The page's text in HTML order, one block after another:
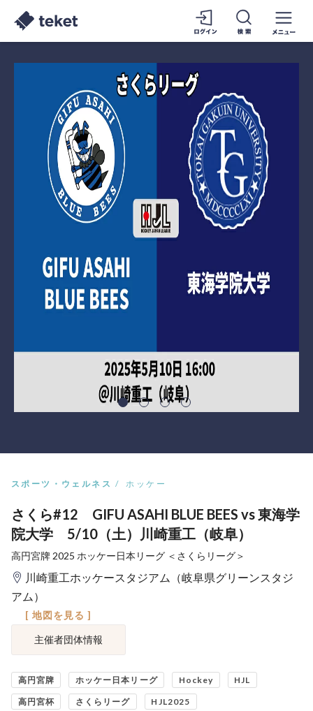
スポーツ・ウェルネス ホッケー
さくら#12 GIFU ASAHI BLUE BEES vs 東海学
院大学 5/10（土）川崎重工（岐阜）
高円宮牌 2025 ホッケー日本リーグ ＜さくらリーグ＞
川崎重工ホッケースタジアム（岐阜県グリーンスタジ
アム）
[ 地図を見る ]
主催者団体情報
高円宮牌 ホッケー日本リーグ Hockey HJL
高円宮杯 さくらリーグ HJL2025